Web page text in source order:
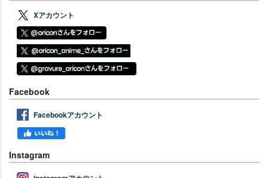
Xアカウント
Facebook
Facebookアカウント
Instagram